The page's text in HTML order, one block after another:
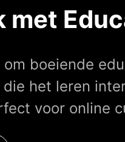
met
om boeiende
het leren
voor online